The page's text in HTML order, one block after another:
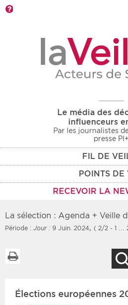
Le média des
influenceurs
Par les journalistes
presse PI+
FIL DE
POINTS DE
RECEVOIR LA
Rendez-vous des 7
La sélection : Agenda + Veille
Période : Jour : 9 Juin. 2024, ( 2/2 - 1 …
Élections européennes